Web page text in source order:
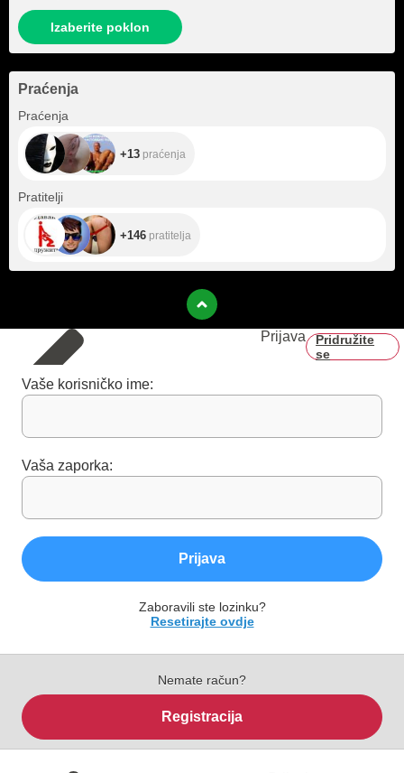
Izaberite poklon
Praćenja
Praćenja
+13 praćenja
Pratitelji
+146 pratitelja
Prijava
Pridružite
se
Vaše korisničko ime:
Vaša zaporka:
Prijava
Zaboravili ste lozinku?
Resetirajte ovdje
Nemate račun?
Registracija